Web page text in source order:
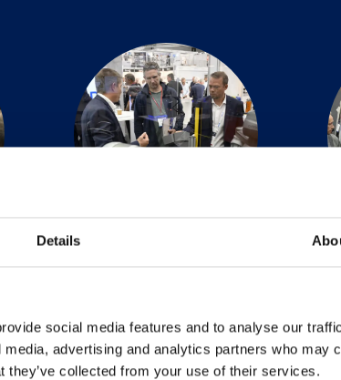
Details
social media features and to analyse our
advertising and analytics partners who may
they’ve collected from your use of their services.